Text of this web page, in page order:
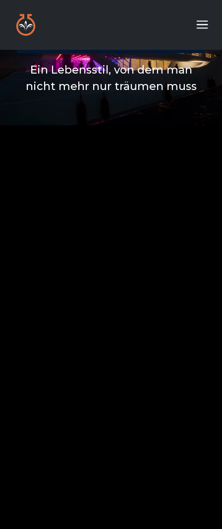
Ein Lebensstil, von dem man
nicht mehr nur träumen muss